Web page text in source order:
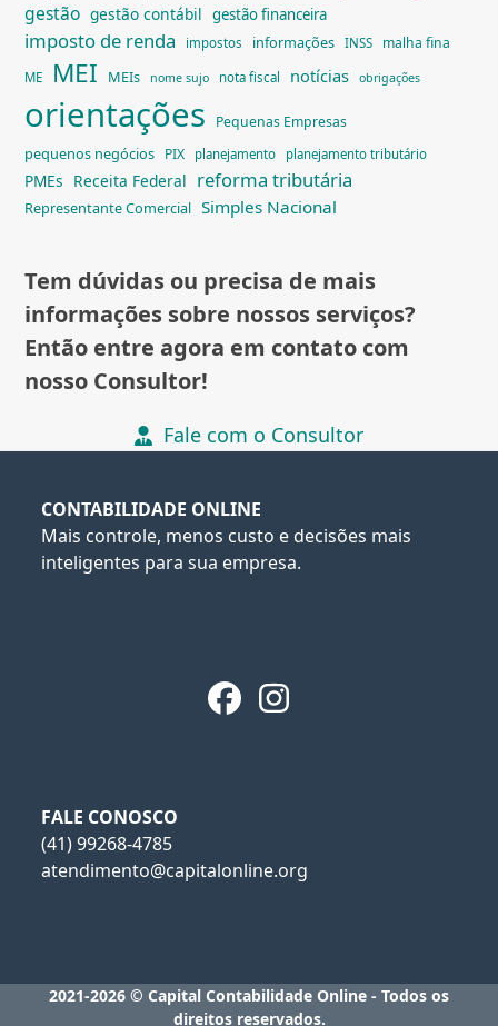
gestão gestão contábil gestão financeira
imposto de renda impostos informações INSS malha fina
ME MEI MEIs nome sujo nota fiscal notícias obrigações
orientações Pequenas Empresas
pequenos negócios PIX planejamento planejamento tributário
PMEs Receita Federal reforma tributária
Representante Comercial Simples Nacional
Tem dúvidas ou precisa de mais
informações sobre nossos serviços?
Então entre agora em contato com
nosso Consultor!
Fale com o Consultor
CONTABILIDADE ONLINE
Mais controle, menos custo e decisões mais
inteligentes para sua empresa.
Facebook
Instagram
FALE CONOSCO
(41) 99268-4785
atendimento@capitalonline.org
2021-2026 © Capital Contabilidade Online - Todos os
direitos reservados.